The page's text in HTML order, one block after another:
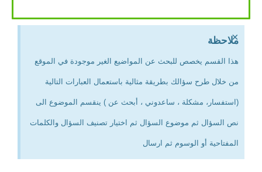
ملاحظة
هذا القسم يخصص للبحث عن المواضيع الغير موجودة في الموقع
من خلال طرح سؤالك بطريقة مثالية باستعمال العبارات التالية
(استفسار، مشكلة ، ساعدوني ، أبحث عن ) ينقسم الموضوع الى
نص السؤال ثم موضوع السؤال ثم اختيار تصنيف السؤال والكلمات
المفتاحية أو الوسوم ثم ارسال
×